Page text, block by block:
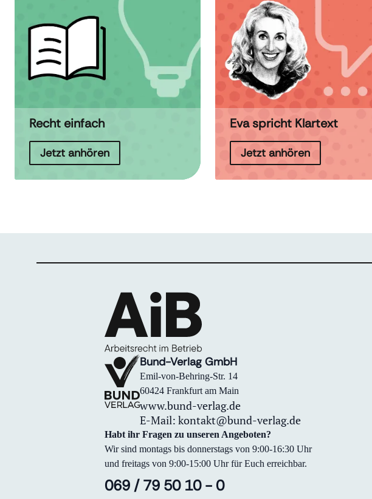
Recht einfach
Jetzt anhören
Eva spricht Klartext
Jetzt anhören
Bund-Verlag GmbH
Emil-von-Behring-Str. 14
60424 Frankfurt am Main
www.bund-verlag.de
E-Mail: kontakt@bund-verlag.de
Habt ihr Fragen zu unseren Angeboten?
Wir sind montags bis donnerstags von 9:00-16:30 Uhr
und freitags von 9:00-15:00 Uhr für Euch erreichbar.
069 / 79 50 10 - 0